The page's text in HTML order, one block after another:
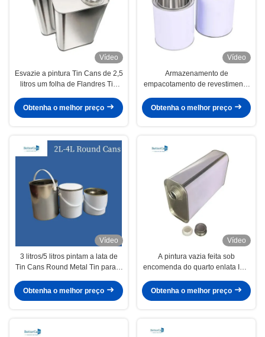
Vídeo
Esvazie a pintura Tin Cans de 2,5
litros um folha de Flandres Tin
Obtenha o melhor preço
Vídeo
Armazenamento de
empacotamento de revestimento
Chemical da indústria
Obtenha o melhor preço
Vídeo
3 litros/5 litros pintam a lata de
Tin Cans Round Metal Tin para o
químico
Obtenha o melhor preço
Vídeo
A pintura vazia feita sob
encomenda do quarto enlata ISO
Screw Cap
Obtenha o melhor preço